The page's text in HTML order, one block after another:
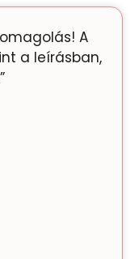
A
a leírásban,